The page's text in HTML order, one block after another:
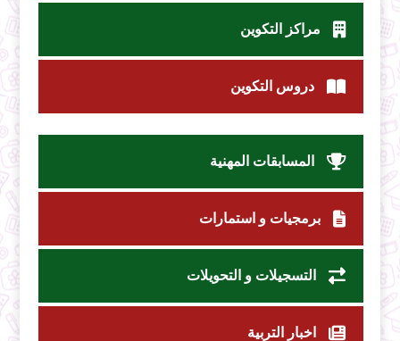
مراكز التكوين
دروس التكوين
المسابقات المهنية
برمجيات و استمارات
التسجيلات و التحويلات
اخبار التربية